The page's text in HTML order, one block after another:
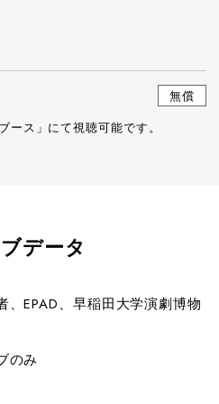
無償
ス」にて視聴可能です。
データ
、EPAD、早稲田大学演劇博物
のみ